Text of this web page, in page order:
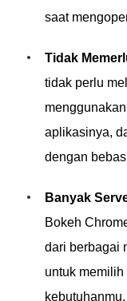
saat
Tidak
tidak perlu
aplikasinya,
dengan
Banyak
Bokeh
dari berbagai
untuk
kebutuhanmu.